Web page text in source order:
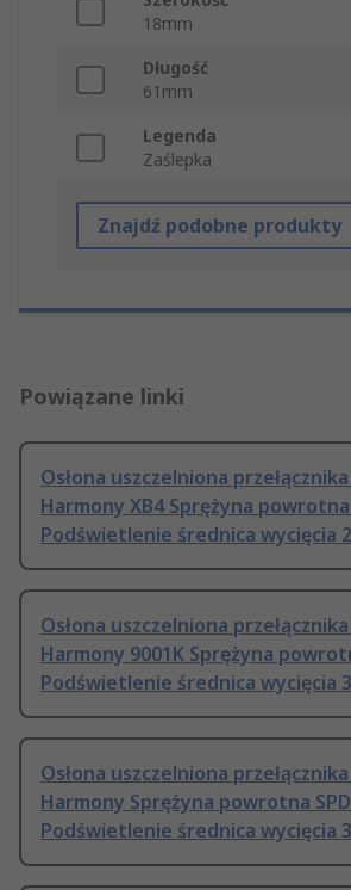
18mm
Długość
61mm
Legenda
Zaślepka
Znajdź podobne produkty
Powiązane linki
Osłona uszczelniona
Harmony XB4 Sprężyna powrotna
Podświetlenie średnica wycięcia
Osłona uszczelniona
Harmony 9001K Sprężyna
Podświetlenie średnica wycięcia
Osłona uszczelniona
Harmony Sprężyna powrotna
Podświetlenie średnica wycięcia